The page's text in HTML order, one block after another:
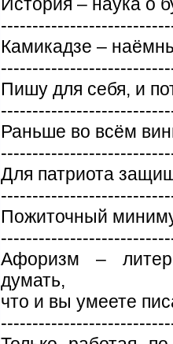
История – наука о
Камикадзе –
Пишу для себя, и
Раньше во всём
Для патриота
Пожиточный
Афоризм –
думать,
что и вы умеете